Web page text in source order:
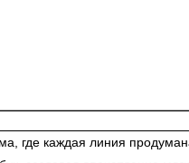
каждая линия